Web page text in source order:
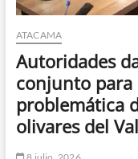
ATACAMA
Autoridades
conjunto
problemática
olivares del